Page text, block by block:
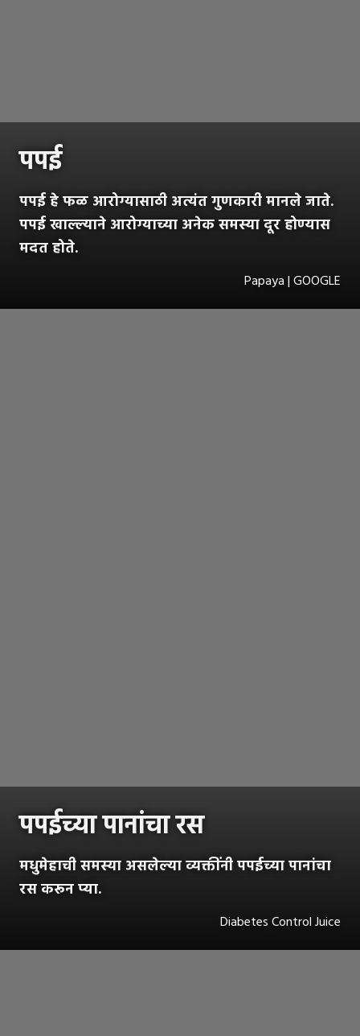
पपई
पपई हे फळ आरोग्यासाठी अत्यंत गुणकारी मानले जाते.
पपई खाल्ल्याने आरोग्याच्या अनेक समस्या दूर होण्यास
मदत होते.
Papaya | GOOGLE
पपईच्या पानांचा रस
मधुमेहाची समस्या असलेल्या व्यक्तींनी पपईच्या पानांचा
रस करून प्या.
Diabetes Control Juice